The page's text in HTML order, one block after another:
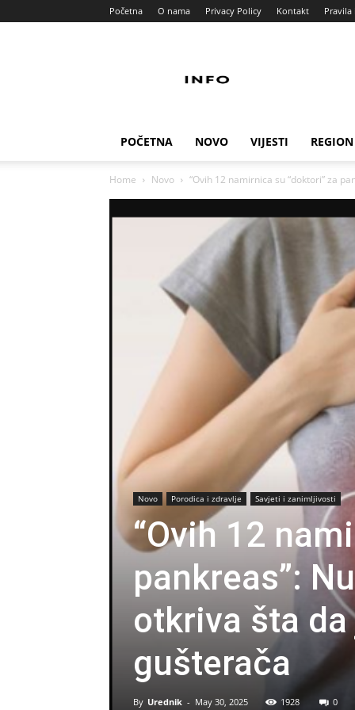
Početna O nama Privacy Policy Kontakt
POČETNA NOVO VIJESTI REGION
Home Novo “Ovih 12 namirnica su “doktori” za
Novo Porodica i zdravlje Savjeti i zanimljivosti
“Ovih 12
pankreas”:
otkriva šta
gušterača
By Urednik - May 30, 2025 1928 0